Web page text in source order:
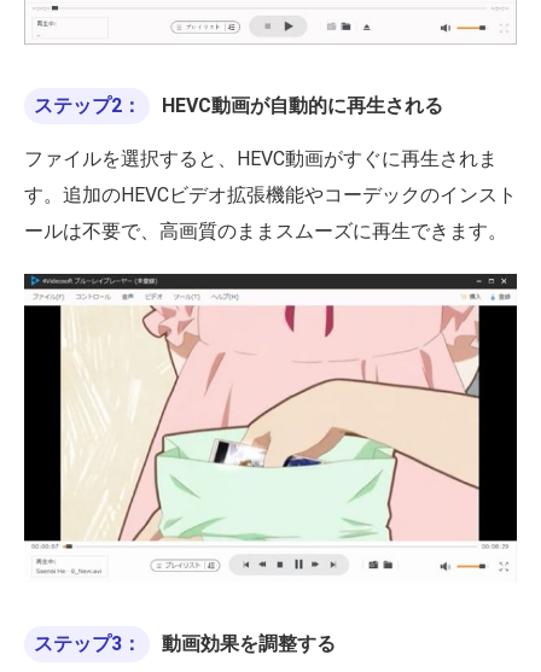
ステップ2： HEVC動画が自動的に再生される
ファイルを選択すると、HEVC動画がすぐに再生されま
す。追加のHEVCビデオ拡張機能やコーデックのインスト
ールは不要で、高画質のままスムーズに再生できます。
ステップ3： 動画効果を調整する